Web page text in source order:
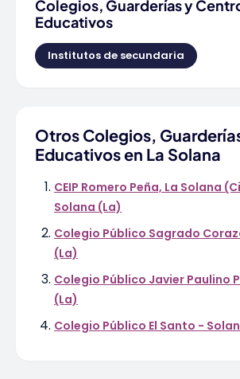
Colegios, Guarderías y
Educativos
Institutos de secundaria
Otros Colegios,
Educativos en La Solana
CEIP Romero Peña, La Solana
Solana (La)
Colegio Público Sagrado
(La)
Colegio Público Javier Paulino
(La)
Colegio Público El Santo -